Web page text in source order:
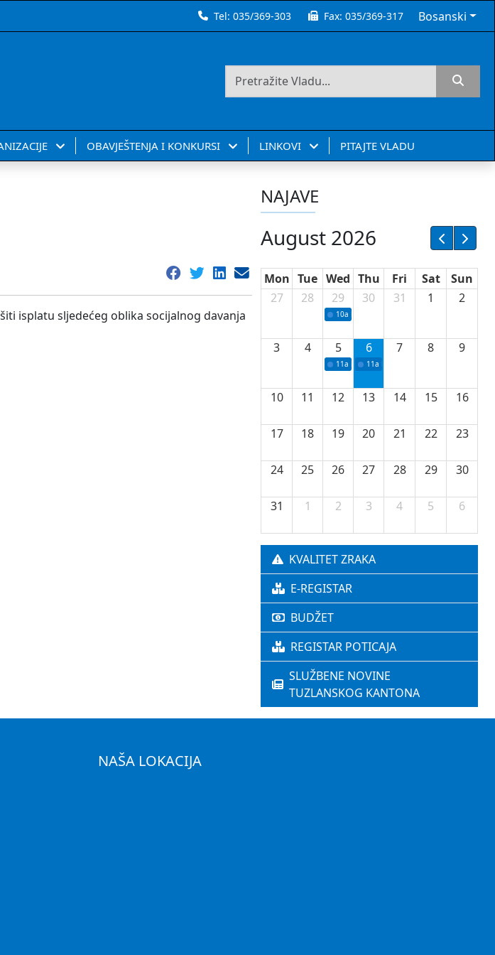
Tel:035/369-303 Fax:035/369-317 Bosanski
OBAVJEŠTENJA I KONKURSI LINKOVI PITAJTE VLADU
isplatu sljedećeg oblika socijalnog davanja
NAJAVE
August 2026
Mon Tue Wed Thu Fri Sat
Sun
27
28 29
10a Potpisivanje ugovora sa neprofitnim
30 31 1 2
3 4 5
11a Potpisivanje ugovora o stipendijama
6
11a Podrška razvoju vodne
7 8 9
10 11 12 13 14 15 16
17 18 19 20 21 22 23
24 25 26 27 28 29 30
31 1 2 3 4 5 6
KVALITET ZRAKA
E-REGISTAR
BUDŽET
REGISTAR POTICAJA
SLUŽBENE NOVINE
TUZLANSKOG KANTONA
NAŠA LOKACIJA